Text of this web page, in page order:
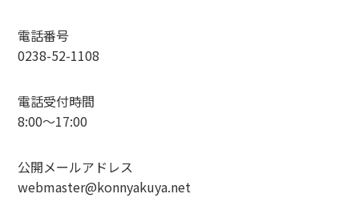
電話番号
0238-52-1108
電話受付時間
8:00〜17:00
公開メールアドレス
webmaster@konnyakuya.net